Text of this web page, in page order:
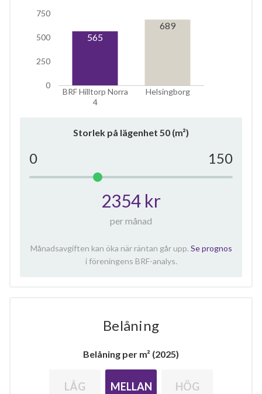
BRF Hilltorp Norra
4
Helsingborg
0
250
500
750
565
689
Storlek på lägenhet 50 (m²)
0 150
2354 kr
per månad
Månadsavgiften kan öka när räntan går upp. Se prognos
i föreningens BRF-analys.
Belåning
Belåning per m² (2025)
LÅG MELLAN HÖG